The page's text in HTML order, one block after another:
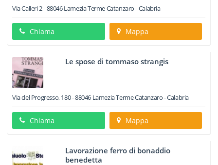
Via Calleri 2-88046Lamezia TermeCatanzaro -Calabria
Chiama Mappa
Le spose di tommaso strangis
Via del Progresso, 180-88046 Lamezia TermeCatanzaro -Calabria
Chiama Mappa
Lavorazione ferro di bonaddio
benedetta